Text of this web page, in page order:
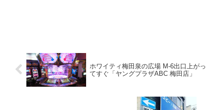
ホワイティ梅田泉の広場 M-6出口上がっ
てすぐ「ヤングプラザABC 梅田店」